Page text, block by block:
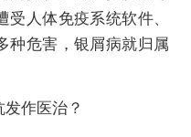
人体免疫系统软件、
种危害，银屑病就归属
作医治？